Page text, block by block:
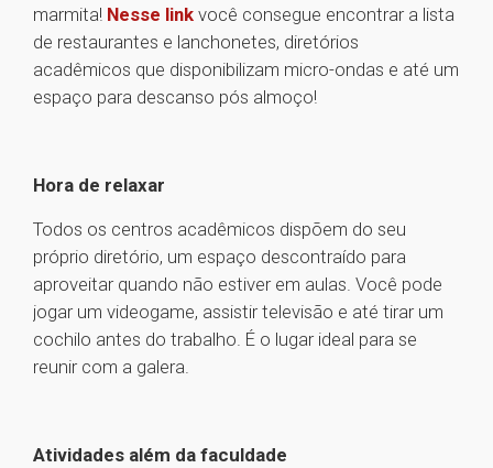
marmita! Nesse link você consegue encontrar a lista
de restaurantes e lanchonetes, diretórios
acadêmicos que disponibilizam micro-ondas e até um
espaço para descanso pós almoço!
Hora de relaxar
Todos os centros acadêmicos dispõem do seu
próprio diretório, um espaço descontraído para
aproveitar quando não estiver em aulas. Você pode
jogar um videogame, assistir televisão e até tirar um
cochilo antes do trabalho. É o lugar ideal para se
reunir com a galera.
Atividades além da faculdade